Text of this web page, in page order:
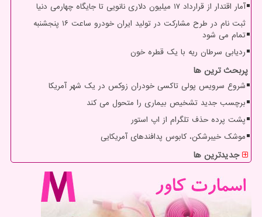
آمار اقتدار از قرارداد ۱۷ میلیون دلاری نانویی تا جایگاه چهارمی دنیا
ثبت نام در طرح مشارکت در تولید ایران خودرو ساعت ۱۶ پنجشنبه
تمام می شود
ردیابی سرطان ریه با یک قطره خون
پربحث ترین ها
شروع سرویس پولی تاکسی خودران زوکس در یک شهر آمریکا
برچسب جدید تشخیص بیماری را متحول می کند
پشت پرده حذف تلگرام از اپ استور
موشک خیبرشکن، کابوس پدافندهای آمریکایی
جدیدترین ها